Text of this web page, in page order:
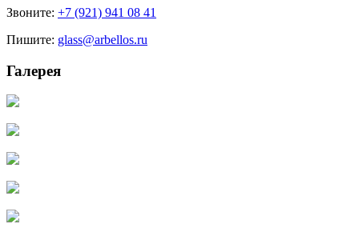
Звоните: +7 (921) 941 08 41
Пишите: glass@arbellos.ru
Галерея